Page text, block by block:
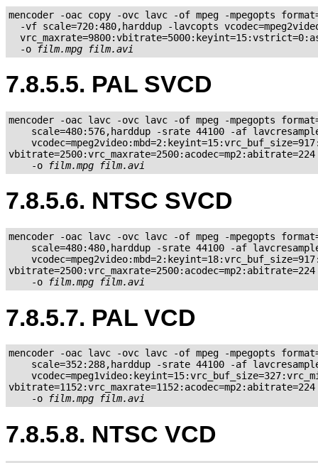
mencoder -oac copy -ovc lavc -of mpeg -mpegopts
-vf scale=720:480,harddup -lavcopts
  -o
film.mpg film.avi
7.8.5.5. PAL SVCD
mencoder -oac lavc -ovc lavc -of mpeg -mpegopts
scale=480:576,harddup -srate 44100 -af
    -o
film.mpg film.avi
7.8.5.6. NTSC SVCD
mencoder -oac lavc -ovc lavc -of mpeg -mpegopts
scale=480:480,harddup -srate 44100 -af
    -o
film.mpg film.avi
7.8.5.7. PAL VCD
mencoder -oac lavc -ovc lavc -of mpeg -mpegopts
scale=352:288,harddup -srate 44100 -af
    -o
film.mpg film.avi
7.8.5.8. NTSC VCD